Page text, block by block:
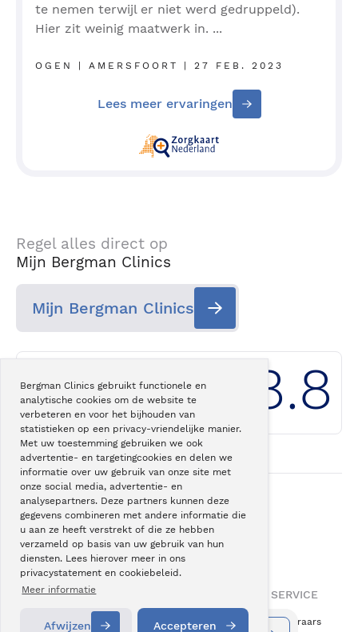
Bergman Clinics gebruikt functionele en
analytische cookies om de website te
verbeteren en voor het bijhouden van
statistieken op een privacy-vriendelijke manier.
Met uw toestemming gebruiken we ook
advertentie- en targetingcookies en delen we
informatie over uw gebruik van onze site met
onze social media, advertentie- en
analysepartners. Deze partners kunnen deze
gegevens combineren met andere informatie die
u aan ze heeft verstrekt of die ze hebben
verzameld op basis van uw gebruik van hun
diensten. Lees hierover meer in ons
privacystatement en cookiebeleid.
Meer informatie
Afwijzen Accepteren
te nemen terwijl er niet werd gedruppeld).
Hier zit weinig maatwerk in. ...
OGEN | AMERSFOORT | 27 FEB. 2023
Lees meer ervaringen
Regel alles direct op
Mijn Bergman Clinics
Mijn Bergman Clinics
Klantwaardering
8.8
Onzesuperspecialisatie
helpt u weer actiever leven
OVER BERGMAN CLINICS
Over ons
INFORMATIE & SERVICE
Vergoeding zorgverzekeraars